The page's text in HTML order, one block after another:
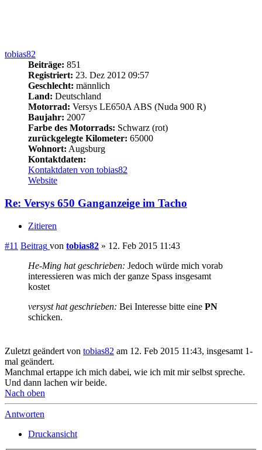
#11 Beitrag von tobias82
He-Ming hat geschrieben:Jedoch würde mich vorab
interessieren was mich der ganze Spass insgesamt
kostet
versyst hat geschrieben:
schicken.
Zuletzt geändert vontobias82
mal geändert.
Manchmal ertappe ich mich dabei, wie ich mit mir selbst spreche.
Nach oben
Antworten
Druckansicht
Anzeigen:
Sortiere nach:
Richtung:
11 Beiträge • Seite
Versys 650“
Gehe zu
Info-Seiten für Forumsneulinge
Reisen und Touren mit der Kawasaki Versys
↳ Reisetipps und Reiseerlebnisse
↳ Gemeinsame Touren und Treffpunkte